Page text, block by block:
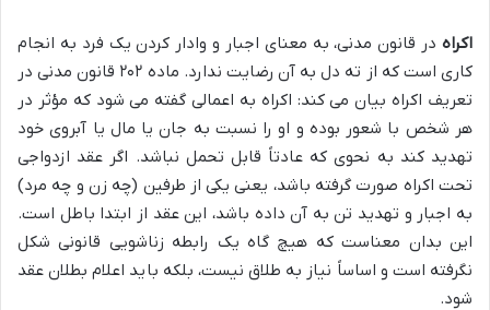
اکراه در قانون مدنی، به معنای اجبار و وادار کردن یک فرد به انجام
کاری است که از ته دل به آن رضایت ندارد. ماده ۲۰۲ قانون مدنی در
تعریف اکراه بیان می کند: اکراه به اعمالی گفته می شود که مؤثر در
هر شخص با شعور بوده و او را نسبت به جان یا مال یا آبروی خود
تهدید کند به نحوی که عادتاً قابل تحمل نباشد. اگر عقد ازدواجی
تحت اکراه صورت گرفته باشد، یعنی یکی از طرفین (چه زن و چه مرد)
به اجبار و تهدید تن به آن داده باشد، این عقد از ابتدا باطل است.
این بدان معناست که هیچ گاه یک رابطه زناشویی قانونی شکل
نگرفته است و اساساً نیاز به طلاق نیست، بلکه باید اعلام بطلان عقد
شود.